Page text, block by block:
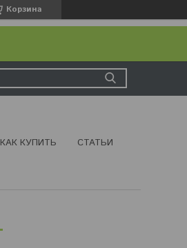
Корзина
КАК КУПИТЬ СТАТЬИ